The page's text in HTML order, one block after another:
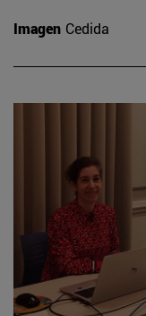
Imagen Cedida